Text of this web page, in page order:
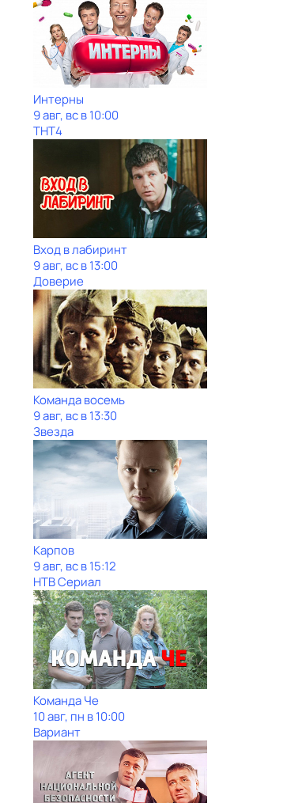
Интерны
9 авг, вс в 10:00
ТНТ4
Вход в лабиринт
9 авг, вс в 13:00
Доверие
Команда восемь
9 авг, вс в 13:30
Звезда
Карпов
9 авг, вс в 15:12
НТВ Сериал
Команда Че
10 авг, пн в 10:00
Вариант